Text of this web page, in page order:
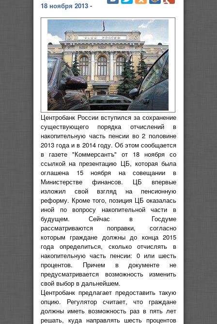
18 ноября 2013 -
Центробанк России вступился за сохранение
существующего порядка отчислений в
накопительную часть пенсии во 2 половине
2013 года и в 2014 году. Об этом сообщается
в газете "Коммерсантъ" от 18 ноября со
ссылкой на презентацию ЦБ, которая была
оглашена 15 ноября на совещании в
Министерстве финансов. ЦБ впервые
изложил свой взгляд на пенсионную
реформу. Кроме того, позиция ЦБ оказалась
иной по вопросу накопительной части в
будущем. Сейчас в Госдуме
рассматриваются поправки, согласно
которым граждане должны до конца 2015
года определиться, сколько отчислять в
накопительную часть пенсии: 0 или шесть
процентов. Причем в документе не
предусматривается возможность изменить
свой выбор в дальнейшем.
Центробанк предлагает предоставить такую
опцию. Регулятор считает, что граждане
должны иметь возможность раз в пять лет
решать, куда направлять шесть процентов